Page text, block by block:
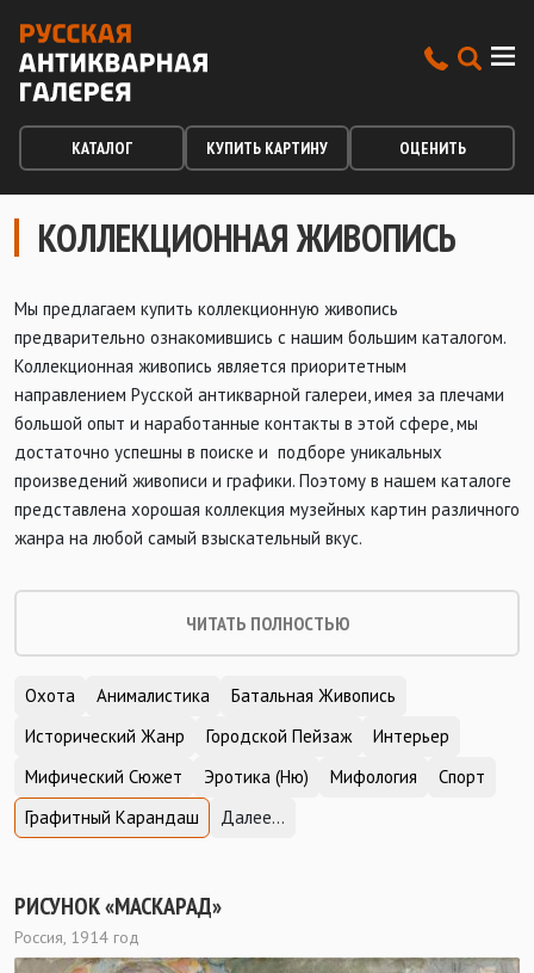
КАТАЛОГ КУПИТЬ КАРТИНУ ОЦЕНИТЬ
КОЛЛЕКЦИОННАЯ ЖИВОПИСЬ
Мы предлагаем купить коллекционную живопись
предварительно ознакомившись с нашим большим каталогом.
Коллекционная живопись является приоритетным
направлением Русской антикварной галереи, имея за плечами
большой опыт и наработанные контакты в этой сфере, мы
достаточно успешны в поиске и подборе уникальных
произведений живописи и графики. Поэтому в нашем каталоге
представлена хорошая коллекция музейных картин различного
жанра на любой самый взыскательный вкус.
ЧИТАТЬ ПОЛНОСТЬЮ
Охота Анималистика
Батальная Живопись
Исторический Жанр
Городской Пейзаж
Интерьер
Мифический Сюжет
Эротика (Ню) Мифология
Спорт
Графитный Карандаш
Далее...
РИСУНОК «МАСКАРАД»
Россия, 1914 год